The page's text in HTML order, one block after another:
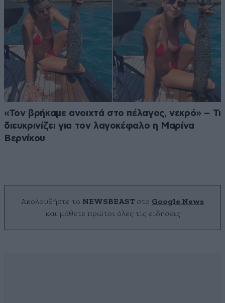
«Τον βρήκαμε ανοιχτά στο πέλαγος, νεκρό» – Τι
διευκρινίζει για τον λαγοκέφαλο η Μαρίνα
Βερνίκου
Ακολουθήστε το NEWSBEAST στο Google News
και μάθετε πρώτοι όλες τις ειδήσεις